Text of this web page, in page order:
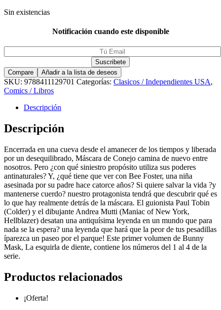
Sin existencias
Notificación cuando este disponible
Compare Añadir a la lista de deseos
SKU: 9788411129701 Categorías: Clasicos / Independientes USA,
Comics / Libros
Descripción
Descripción
Encerrada en una cueva desde el amanecer de los tiempos y liberada
por un desequilibrado, Máscara de Conejo camina de nuevo entre
nosotros. Pero ¿con qué siniestro propósito utiliza sus poderes
antinaturales? Y, ¿qué tiene que ver con Bee Foster, una niña
asesinada por su padre hace catorce años? Si quiere salvar la vida ?y
mantenerse cuerdo? nuestro protagonista tendrá que descubrir qué es
lo que hay realmente detrás de la máscara. El guionista Paul Tobin
(Colder) y el dibujante Andrea Mutti (Maniac of New York,
Hellblazer) desatan una antiquísima leyenda en un mundo que para
nada se la espera? una leyenda que hará que la peor de tus pesadillas
íparezca un paseo por el parque! Este primer volumen de Bunny
Mask, La esquirla de diente, contiene los números del 1 al 4 de la
serie.
Productos relacionados
¡Oferta!